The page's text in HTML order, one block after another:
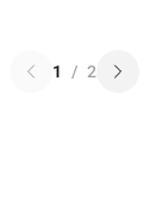
1 / 2